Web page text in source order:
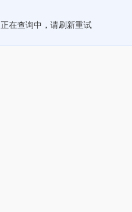
正在查询中，请刷新重试